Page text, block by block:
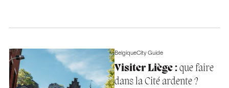
BelgiqueCity Guide
Visiter Liège :que faire
dans la Cité ardente ?